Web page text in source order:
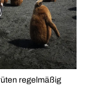
regelmäßig